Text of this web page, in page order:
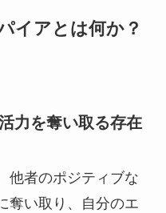
イアとは何か？
力を奪い取る存在
他者のポジティブな
奪い取り、自分のエ